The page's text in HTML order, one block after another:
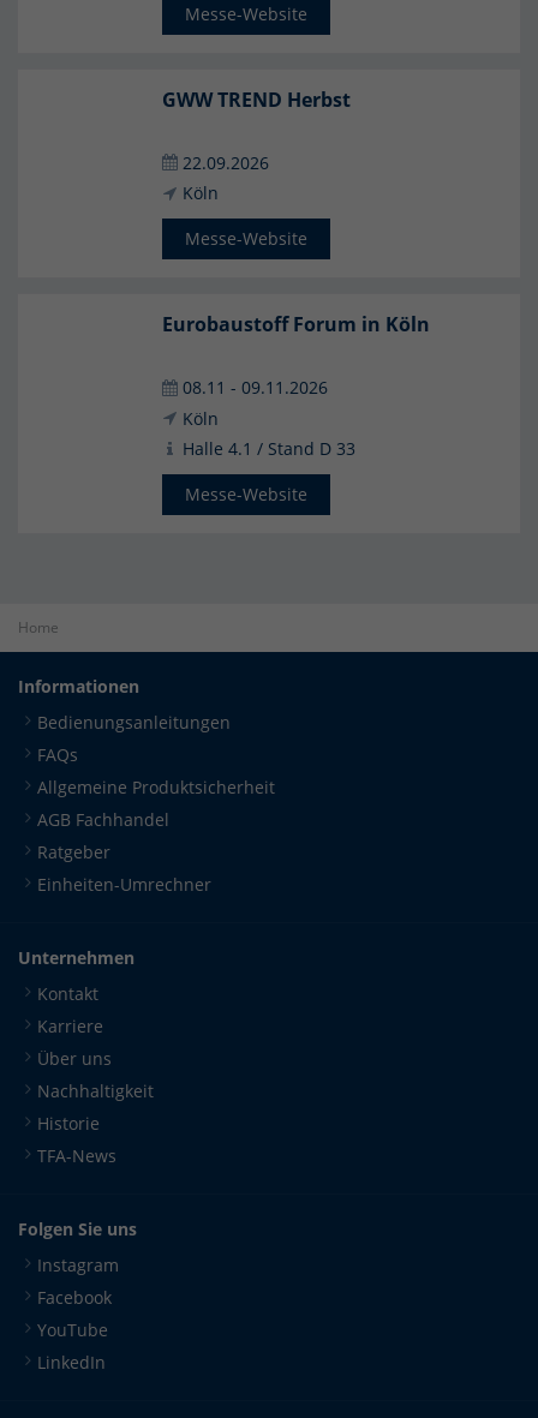
Messe-Website
GWW TREND Herbst
22.09.2026
Köln
Messe-Website
Eurobaustoff Forum in Köln
08.11 - 09.11.2026
Köln
Halle 4.1 / Stand D 33
Messe-Website
Home
Informationen
Bedienungsanleitungen
FAQs
Allgemeine Produktsicherheit
AGB Fachhandel
Ratgeber
Einheiten-Umrechner
Unternehmen
Kontakt
Karriere
Über uns
Nachhaltigkeit
Historie
TFA-News
Folgen Sie uns
Instagram
Facebook
YouTube
LinkedIn